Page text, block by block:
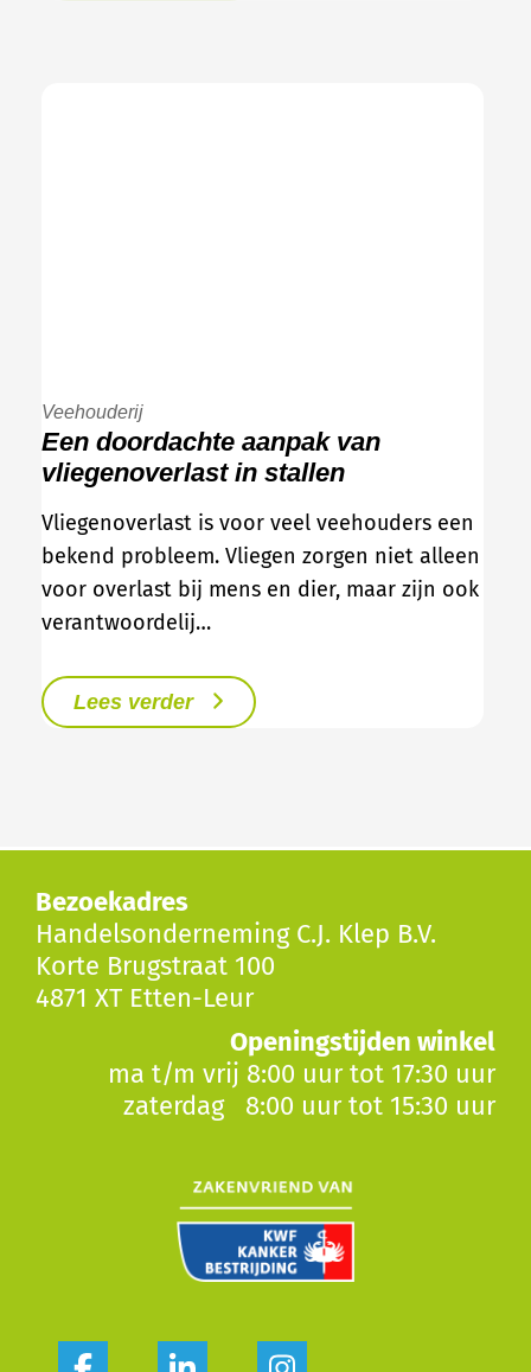
Veehouderij
Een doordachte aanpak van
vliegenoverlast in stallen
Vliegenoverlast is voor veel veehouders een
bekend probleem. Vliegen zorgen niet alleen
voor overlast bij mens en dier, maar zijn ook
verantwoordelij…
Lees verder
Bezoekadres
Handelsonderneming C.J. Klep B.V.
Korte Brugstraat 100
4871 XT Etten-Leur
Openingstijden winkel
ma t/m vrij 8:00 uur tot 17:30 uur
zaterdag 8:00 uur tot 15:30 uur